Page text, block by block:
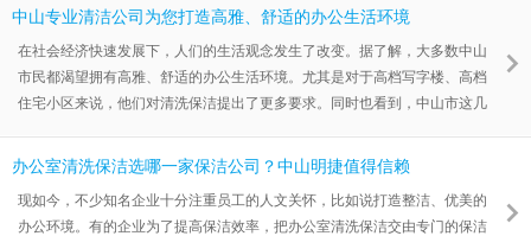
中山专业清洁公司为您打造高雅、舒适的办公生活环境
在社会经济快速发展下，人们的生活观念发生了改变。据了解，大多数中山
市民都渴望拥有高雅、舒适的办公生活环境。尤其是对于高档写字楼、高档
住宅小区来说，他们对清洗保洁提出了更多要求。同时也看到，中山市这几
那么，专业清洁公司是如何做到的呢？
办公室清洗保洁选哪一家保洁公司？中山明捷值得信赖
现如今，不少知名企业十分注重员工的人文关怀，比如说打造整洁、优美的
办公环境。有的企业为了提高保洁效率，把办公室清洗保洁交由专门的保洁